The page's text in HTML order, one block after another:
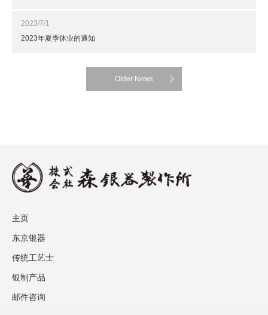
2023/7/1
2023年夏季休业的通知
Older News
主页
东京银器
传统工艺士
银制产品
邮件咨询